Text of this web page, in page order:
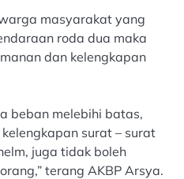
masyarakat yang
roda dua maka
dan kelengkapan
beban melebihi batas,
surat – surat
juga tidak boleh
terang AKBP Arsya.